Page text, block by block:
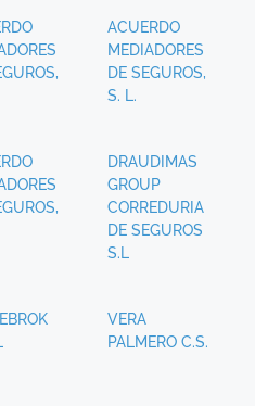
ACUERDO
MEDIADORES
DE SEGUROS,
S. L.
DRAUDIMAS
GROUP
CORREDURIA
DE SEGUROS
S.L
VERA
PALMERO C.S.